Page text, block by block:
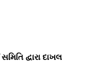
દ્વારા દાખલ